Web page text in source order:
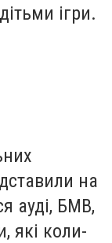
ігри.
на
ауді, БМВ,
які коли-